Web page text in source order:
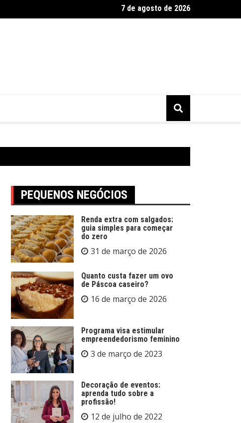
Natal 2025 tem alta busca por presentes artesanais
7 de agosto de 2026
PEQUENOS NEGÓCIOS
Renda extra com salgados:
guia simples para começar
do zero
31 de março de 2026
Quanto custa fazer um ovo
de Páscoa caseiro?
16 de março de 2026
Programa visa estimular
empreendedorismo feminino
3 de março de 2023
Decoração de eventos:
aprenda tudo sobre a
profissão!
12 de julho de 2022